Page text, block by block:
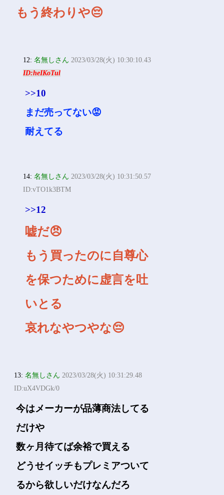
もう終わりや😔
12:名無しさん 2023/03/28(火) 10:30:10.43
ID:heIKoTul
>>10
まだ売ってない😡
耐えてる
14:名無しさん 2023/03/28(火) 10:31:50.57
ID:vTO1k3BTM
>>12
嘘だ😠
もう買ったのに自尊心
を保つために虚言を吐
いとる
哀れなやつやな😔
13:名無しさん 2023/03/28(火) 10:31:29.48
ID:uX4VDGk/0
今はメーカーが品薄商法してる
だけや
数ヶ月待てば余裕で買える
どうせイッチもプレミアついて
るから欲しいだけなんだろ